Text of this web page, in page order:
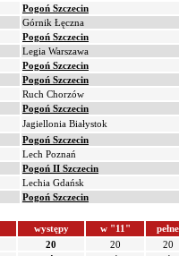
Pogoń Szczecin
Górnik Łęczna
Pogoń Szczecin
Legia Warszawa
Pogoń Szczecin
Pogoń Szczecin
Ruch Chorzów
Pogoń Szczecin
Jagiellonia Białystok
Pogoń Szczecin
Lech Poznań
Pogoń II Szczecin
Lechia Gdańsk
Pogoń Szczecin
występy w "11"
pełne
20 20
20